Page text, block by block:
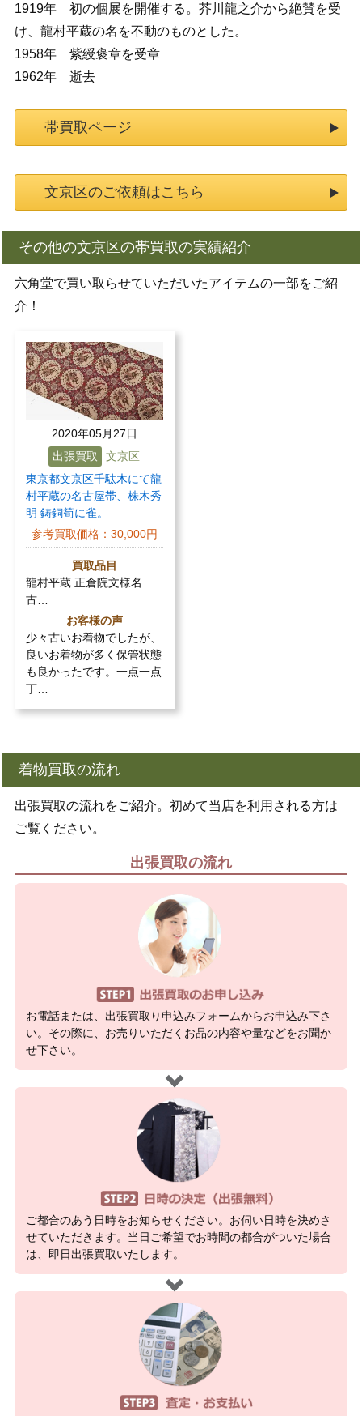
1919年 初の個展を開催する。芥川龍之介から絶賛を受
け、龍村平蔵の名を不動のものとした。
1958年 紫綬褒章を受章
1962年 逝去
帯買取ページ
文京区のご依頼はこちら
その他の文京区の帯買取の実績紹介
六角堂で買い取らせていただいたアイテムの一部をご紹
介！
2020年05月27日
出張買取
文京区
東京都文京区千駄木にて龍
村平蔵の名古屋帯、株木秀
明 鋳銅筍に雀。
参考買取価格： 30,000円
買取品目
龍村平蔵 正倉院文様名
古…
お客様の声
少々古いお着物でしたが、
良いお着物が多く保管状態
も良かったです。一点一点
丁…
着物買取の流れ
出張買取の流れをご紹介。初めて当店を利用される方は
ご覧ください。
出張買取の流れ
お電話または、出張買取り申込みフォームからお申込み下さ
い。その際に、お売りいただくお品の内容や量などをお聞か
せ下さい。
ご都合のあう日時をお知らせください。お伺い日時を決めさ
せていただきます。当日ご希望でお時間の都合がついた場合
は、即日出張買取いたします。